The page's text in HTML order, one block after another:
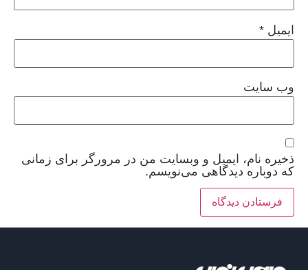
ایمیل *
وب‌ سایت
ذخیره نام، ایمیل و وبسایت من در مرورگر برای زمانی
که دوباره دیدگاهی می‌نویسم.